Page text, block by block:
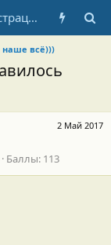
Регистрация
наше всё)))
2 Май 2017
Баллы 113